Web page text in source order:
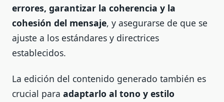
errores, garantizar la coherencia y la
cohesión del mensaje, y asegurarse de que se
ajuste a los estándares y directrices
establecidos.
La edición del contenido generado también es
crucial para adaptarlo al tono y estilo